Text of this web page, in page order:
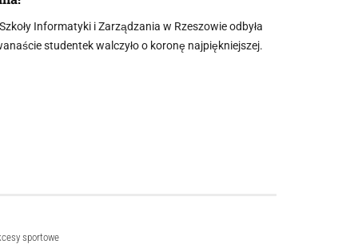
Informatyki i Zarządzania w Rzeszowie odbyła
studentek walczyło o koronę najpiękniejszej.
sportowe